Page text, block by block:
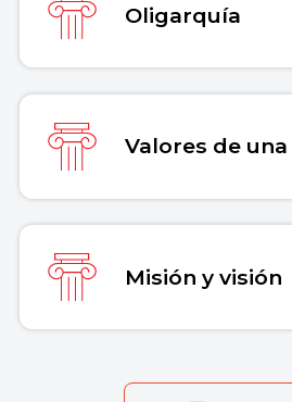
Oligarquía
Valores de
Misión y visión